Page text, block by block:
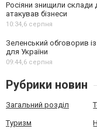
Росіяни знищили склади
атакував бізнеси
10:34,6 серпня
Зеленський обговорив
для України
09:44,6 серпня
Рубрики новин
Загальний розділ
Туризм